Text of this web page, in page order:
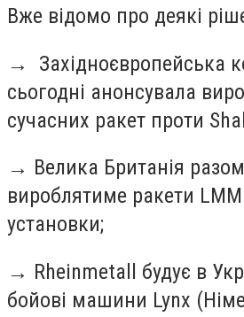
Вже відомо про деякі
→
Західноєвропейська
сьогодні анонсувала
сучасних ракет проти
→ Велика Британія
вироблятиме ракети LMM
установки;
→ Rheinmetall будує в
бойові машини Lynx